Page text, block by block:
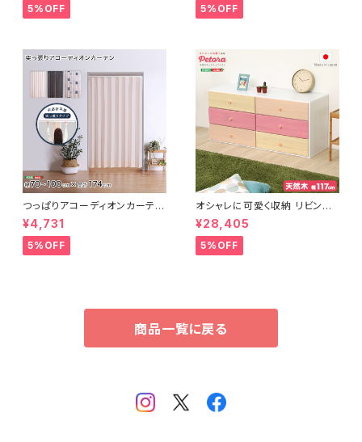
5%OFF 5%OFF
つっぱりアコーディオンカーテ
ン 100×174cm SH-16-TA
DC
¥4,731
5%OFF
オシャレに可愛く収納 リビング
用ワイドチェスト 3段 幅117cm
天然木（桐）日本製｜petora-
ペトラ- SH-08-PTR117
¥28,405
5%OFF
商品一覧に戻る